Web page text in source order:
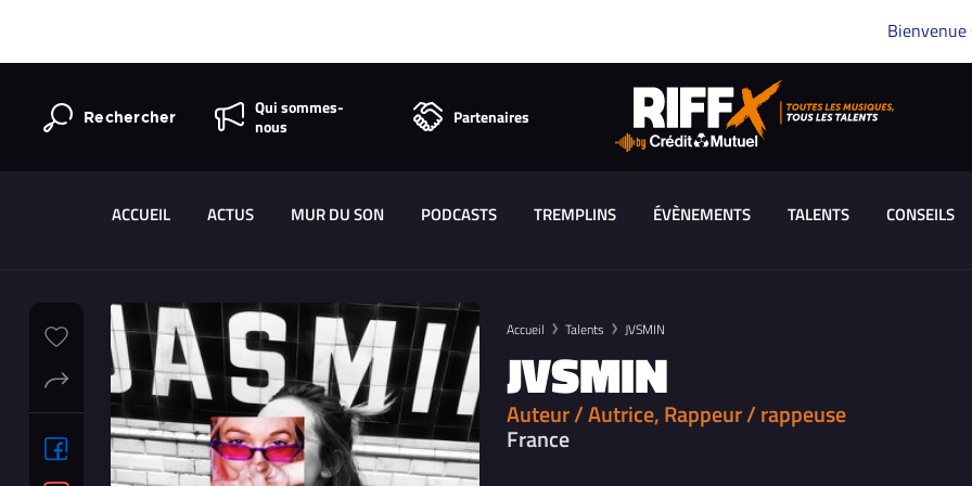
Bienvenue
Rechercher
Qui sommes-
nous
Partenaires
ACCUEIL ACTUS MUR DU SON PODCASTS TREMPLINS ÉVÈNEMENTS TALENTS CONSEILS
Accueil Talents JVSMIN
JVSMIN
Auteur / Autrice, Rappeur / rappeuse
France